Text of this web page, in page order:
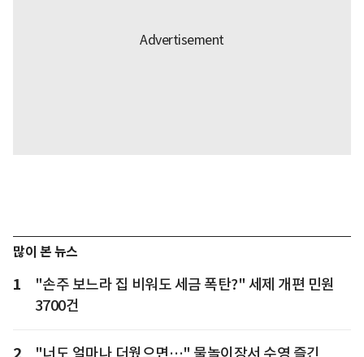
많이 본 뉴스
1
"손주 보느라 집 비워도 세금 폭탄?" 세제 개편 민원
3700건